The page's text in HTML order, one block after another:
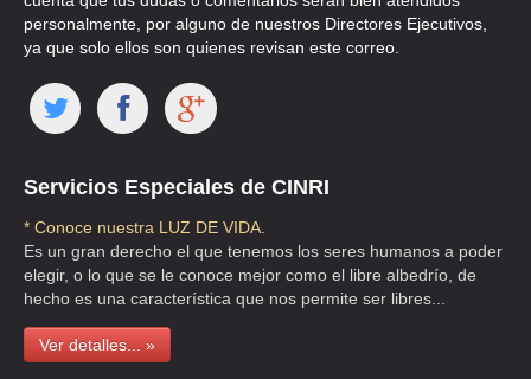
NAVICARGO
CLL JUVENTINO ROSAS 118 3 , GUADALUPE INN
TEL:(55)5663-2975
OPTICAS DEVLYN
AVE SN JERONIMO 630 25 , BARRIO LA OTRA BANDA
TEL:(55)5681-2473
SERVIPRICE DE MEXICO
personalmente, por alguno de nuestros Directores Ejecutivos,
ya que solo ellos son quienes revisan este correo.
Servicios Especiales de CINRI
* Conoce nuestra LUZ DE VIDA.
Es un gran derecho el que tenemos los seres humanos a poder
elegir, o lo que se le conoce mejor como el libre albedrío, de
hecho es una característica que nos permite ser libres...
Ver detalles... »